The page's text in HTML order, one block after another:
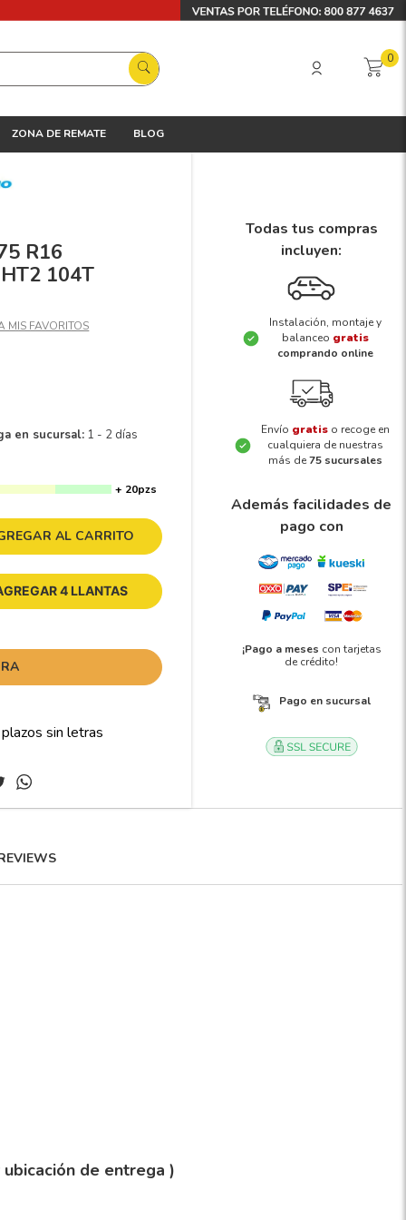
0
ZONA DE REMATE BLOG
R16
104T
en sucursal: 1 - 2 días
+ 20pzs
AL CARRITO
4 LLANTAS
Todas tus compras
incluyen:
Instalación, montaje y
balanceo gratis
comprando online
Envío gratis o recoge en
cualquiera de nuestras
más de75 sucursales
Además facilidades de
pago con
¡Pago a meses con tarjetas
de crédito!
Pago en sucursal
de entrega )